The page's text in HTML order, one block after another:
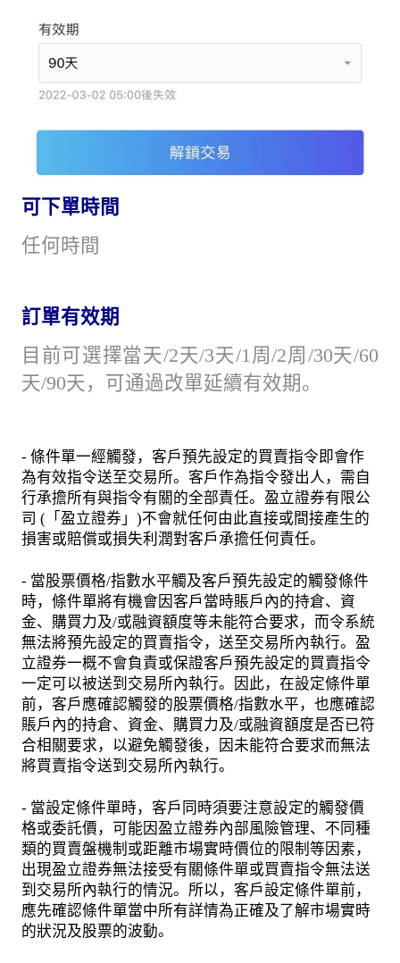
可下單時間
任何時間
訂單有效期
目前可選擇當天/2天/3天/1周/2周/30天/60
天/90天，可通過改單延續有效期。
- 條件單一經觸發，客戶預先設定的買賣指令即會作
為有效指令送至交易所。客戶作為指令發出人，需自
行承擔所有與指令有關的全部責任。盈立證券有限公
司 (「盈立證券」)不會就任何由此直接或間接產生的
損害或賠償或損失利潤對客戶承擔任何責任。
- 當股票價格/指數水平觸及客戶預先設定的觸發條件
時，條件單將有機會因客戶當時賬戶內的持倉、資
金、購買力及/或融資額度等未能符合要求，而令系統
無法將預先設定的買賣指令，送至交易所內執行。盈
立證券一概不會負責或保證客戶預先設定的買賣指令
一定可以被送到交易所內執行。因此，在設定條件單
前，客戶應確認觸發的股票價格/指數水平，也應確認
賬戶內的持倉、資金、購買力及/或融資額度是否已符
合相關要求，以避免觸發後，因未能符合要求而無法
將買賣指令送到交易所內執行。
- 當設定條件單時，客戶同時須要注意設定的觸發價
格或委託價，可能因盈立證券內部風險管理、不同種
類的買賣盤機制或距離市場實時價位的限制等因素，
出現盈立證券無法接受有關條件單或買賣指令無法送
到交易所內執行的情況。所以，客戶設定條件單前，
應先確認條件單當中所有詳情為正確及了解市場實時
的狀況及股票的波動。